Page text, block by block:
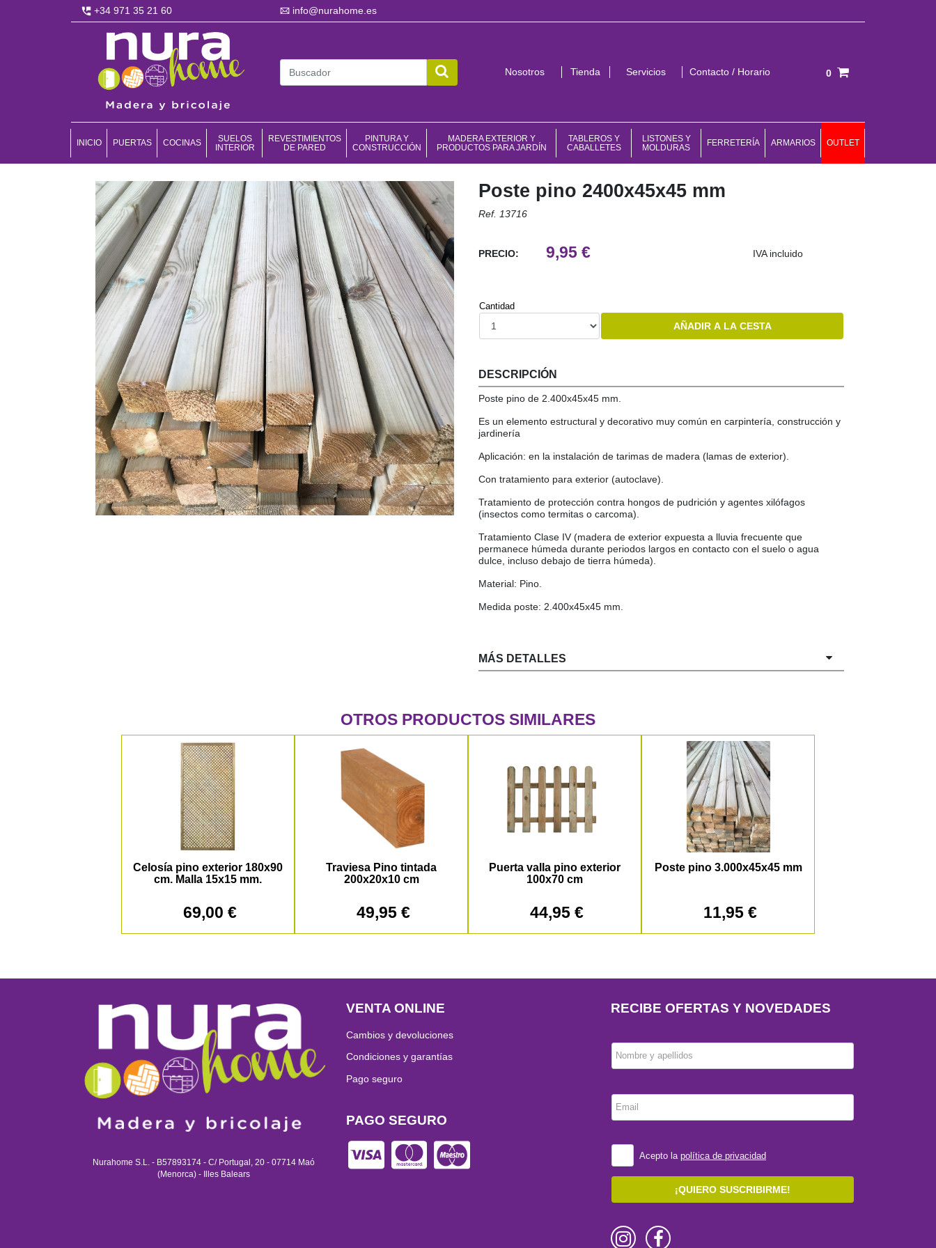
+34 971 35 21 60 info@nurahome.es
Nosotros Tienda Servicios Contacto / Horario 0
VER CESTA
INICIO PUERTAS COCINAS
SUELOS
INTERIOR
REVESTIMIENTOS
DE PARED
PINTURA Y
CONSTRUCCIÓN
MADERA EXTERIOR Y
PRODUCTOS PARA JARDÍN
TABLEROS Y
CABALLETES
LISTONES Y
MOLDURAS
FERRETERÍA ARMARIOS OUTLET
Poste pino 2400x45x45 mm
Ref. 13716
PRECIO: 9,95 € IVA incluido
Cantidad
AÑADIR A LA CESTA
DESCRIPCIÓN
Poste pino de 2.400x45x45 mm.
Es un elemento estructural y decorativo muy común en carpintería, construcción y
jardinería
Aplicación: en la instalación de tarimas de madera (lamas de exterior).
Con tratamiento para exterior (autoclave).
Tratamiento de protección contra hongos de pudrición y agentes xilófagos
(insectos como termitas o carcoma).
Tratamiento Clase IV (madera de exterior expuesta a lluvia frecuente que
permanece húmeda durante periodos largos en contacto con el suelo o agua
dulce, incluso debajo de tierra húmeda).
Material: Pino.
Medida poste: 2.400x45x45 mm.
MÁS DETALLES
OTROS PRODUCTOS SIMILARES
Celosía pino exterior 180x90
cm. Malla 15x15 mm.
69,00 €
Traviesa Pino tintada
200x20x10 cm
49,95 €
Puerta valla pino exterior
100x70 cm
44,95 €
Poste pino 3.000x45x45 mm
11,95 €
Nurahome S.L. - B57893174 - C/ Portugal, 20 - 07714 Maó
(Menorca) - Illes Balears
VENTA ONLINE
Cambios y devoluciones
Condiciones y garantías
Pago seguro
PAGO SEGURO
RECIBE OFERTAS Y NOVEDADES
Nombre y apellidos
Email
Acepto la política de privacidad
¡QUIERO SUSCRIBIRME!